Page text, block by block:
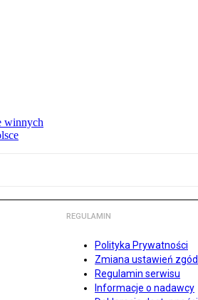
winnych
REGULAMIN
Polityka Prywatności
Zmiana ustawień zgód
Regulamin serwisu
Informacje o nadawcy